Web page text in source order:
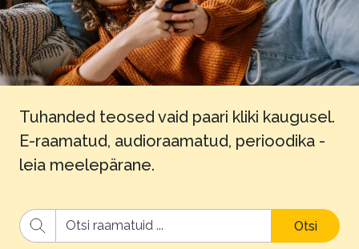
Tuhanded teosed vaid paari kliki kaugusel.
E-raamatud, audioraamatud, perioodika -
leia meelepärane.
Otsi